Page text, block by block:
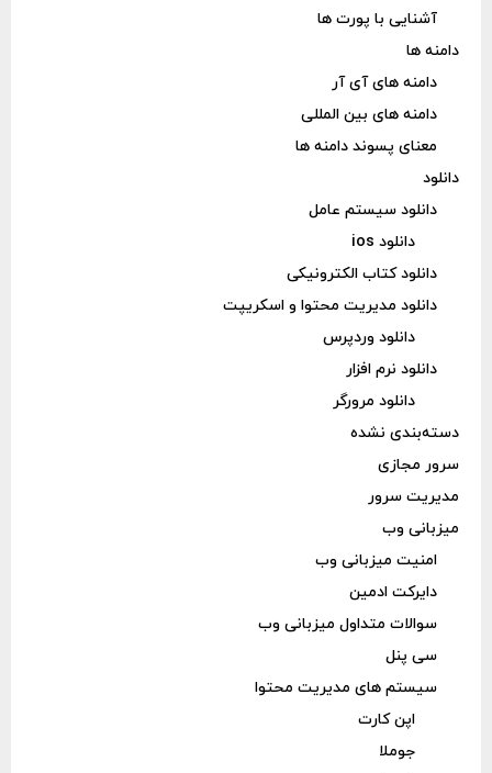
آشنایی با پورت ها
دامنه ها
دامنه های آی آر
دامنه های بین المللی
معنای پسوند دامنه ها
دانلود
دانلود سیستم عامل
دانلود ios
دانلود کتاب الکترونیکی
دانلود مدیریت محتوا و اسکریپت
دانلود وردپرس
دانلود نرم افزار
دانلود مرورگر
دسته‌بندی نشده
سرور مجازی
مدیریت سرور
میزبانی وب
امنیت میزبانی وب
دایرکت ادمین
سوالات متداول میزبانی وب
سی پنل
سیستم های مدیریت محتوا
اپن کارت
جوملا